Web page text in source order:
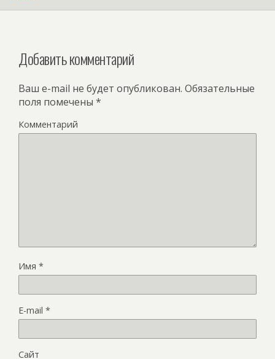
Добавить комментарий
Ваш e-mail не будет опубликован. Обязательные
поля помечены *
Комментарий
Имя *
E-mail *
Сайт